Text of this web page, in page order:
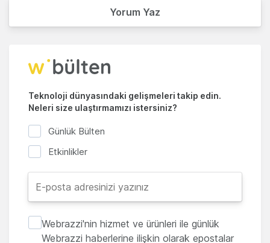
Yorum Yaz
Teknoloji dünyasındaki gelişmeleri takip edin.
Neleri size ulaştırmamızı istersiniz?
Günlük Bülten
Etkinlikler
Webrazzi'nin hizmet ve ürünleri ile günlük
Webrazzi haberlerine ilişkin olarak epostalar